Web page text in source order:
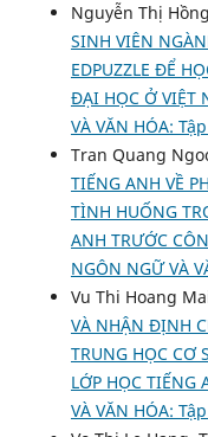
Nguyễn Thị
SINH VIÊN
EDPUZZLE ĐỂ
ĐẠI HỌC Ở VIỆT
VÀ VĂN HÓA:
Tran Quang
TIẾNG ANH VỀ
TÌNH HUỐNG
ANH TRƯỚC
NGÔN NGỮ VÀ
Vu Thi Hoang
VÀ NHẬN ĐỊNH
TRUNG HỌC CƠ
LỚP HỌC TIẾNG
VÀ VĂN HÓA: